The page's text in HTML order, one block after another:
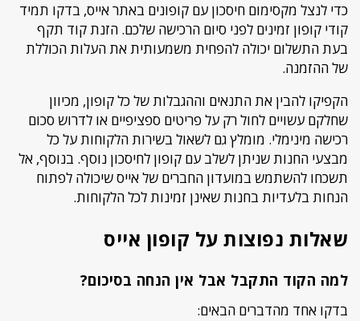
כדי לנצל מקסימום חיסכון עם קופונים באתר אייס, בדקו תמיד
קודי קופון זמינים לפני סיום הרכישה שלכם. הזנת קוד תקף
בעת התשלום יכולה להפחית משמעותית את העלות הכוללת
של ההזמנה.
הקפיקו להבין את התנאים וההגבלות של כל קופון, מכיוון
שחלקם עשויים לחול רק על פריטים ספציפיים או לדרוש סכום
רכישה מינימלי. מומלץ גם לשאול בשירות הלקוחות על כל
מבצעי החנות שניתן לשלב עם קופון לחיסכון נוסף. בנוסף, אל
תשכחו להשתמש במועדון החברים של אייס שיכולה לפתוח
הנחות בלעדיות בחנות שאינן זמינות לכל הלקוחות.
שאלות נפוצות על קופון אייס
למה הקוד התקבל אבל אין הנחה בסיכום?
בדקו אחד מהדברים הבאים: